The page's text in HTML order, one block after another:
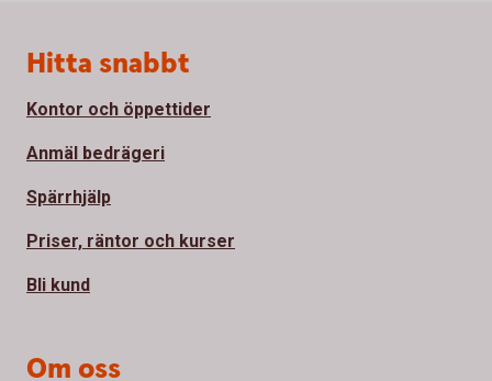
Sidfot
Hitta snabbt
Kontor och öppettider
Anmäl bedrägeri
Spärrhjälp
Priser, räntor och kurser
Bli kund
Om oss